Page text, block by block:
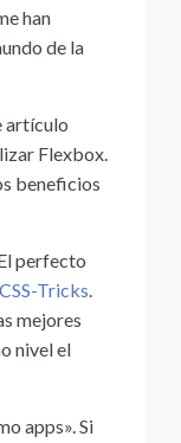
han
de la
artículo
Flexbox.
beneficios
perfecto
CSS-Tricks.
mejores
nivel el
apps». Si